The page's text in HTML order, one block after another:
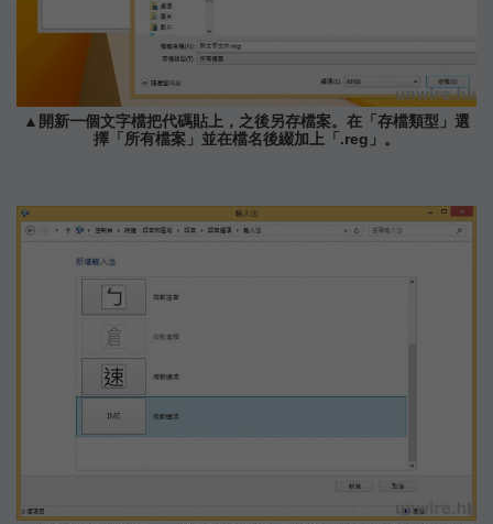
▲開新一個文字檔把代碼貼上，之後另存檔案。在「存檔類型」選
擇「所有檔案」並在檔名後綴加上「.reg」。